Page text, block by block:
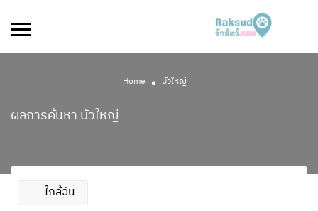
Home บัวใหญ่
ผลการค้นหา บัวใหญ่
ใกล้ฉัน